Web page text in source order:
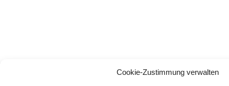
Cookie-Zustimmung verwalten